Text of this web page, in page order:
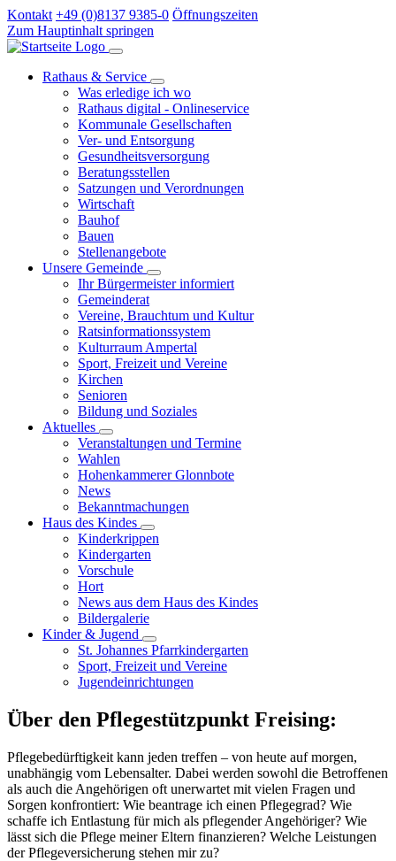
Kontakt +49 (0)8137 9385-0 Öffnungszeiten
Zum Hauptinhalt springen
Rathaus & Service
Was erledige ich wo
Rathaus digital - Onlineservice
Kommunale Gesellschaften
Ver- und Entsorgung
Gesundheitsversorgung
Beratungsstellen
Satzungen und Verordnungen
Wirtschaft
Bauhof
Bauen
Stellenangebote
Unsere Gemeinde
Ihr Bürgermeister informiert
Gemeinderat
Vereine, Brauchtum und Kultur
Ratsinformationssystem
Kulturraum Ampertal
Sport, Freizeit und Vereine
Kirchen
Senioren
Bildung und Soziales
Aktuelles
Veranstaltungen und Termine
Wahlen
Hohenkammerer Glonnbote
News
Bekanntmachungen
Haus des Kindes
Kinderkrippen
Kindergarten
Vorschule
Hort
News aus dem Haus des Kindes
Bildergalerie
Kinder & Jugend
St. Johannes Pfarrkindergarten
Sport, Freizeit und Vereine
Jugendeinrichtungen
Über den Pflegestützpunkt Freising:
Pflegebedürftigkeit kann jeden treffen – von heute auf morgen,
unabhängig vom Lebensalter. Dabei werden sowohl die Betroffenen
als auch die Angehörigen oft unerwartet mit vielen Fragen und
Sorgen konfrontiert: Wie beantrage ich einen Pflegegrad? Wie
schaffe ich Entlastung für mich als pflegender Angehöriger? Wie
lässt sich die Pflege meiner Eltern finanzieren? Welche Leistungen
der Pflegeversicherung stehen mir zu?